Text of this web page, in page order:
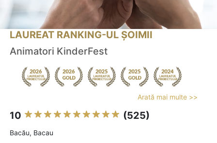
LAUREAT RANKING-UL ȘOIMII
Animatori KinderFest
Arată mai multe >>
10 (525)
Bacău, Bacau